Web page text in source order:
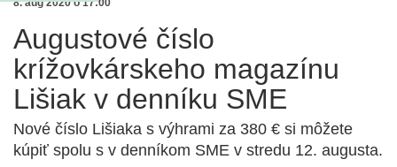
8. aug 2020 o 17:00
Augustové číslo
krížovkárskeho magazínu
Lišiak v denníku SME
Nové číslo Lišiaka s výhrami za 380 € si môžete
kúpiť spolu s v denníkom SME v stredu 12. augusta.